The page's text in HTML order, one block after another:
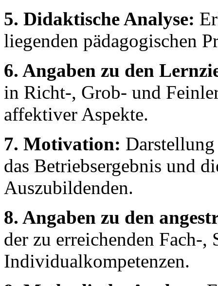
5. Didaktische Analyse:
liegenden pädagogischen
6. Angaben zu den
in Richt-, Grob- und
affektiver Aspekte.
7. Motivation:
das Betriebsergebnis und
Auszubildenden.
8. Angaben zu den
der zu erreichenden Fach-,
Individualkompetenzen.